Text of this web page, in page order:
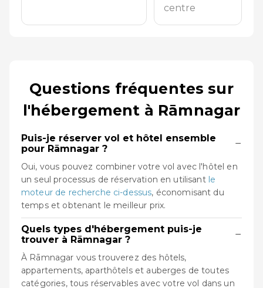
centre
Questions fréquentes sur
l'hébergement à Rāmnagar
Puis-je réserver vol et hôtel ensemble
pour Rāmnagar ?
−
Oui, vous pouvez combiner votre vol avec l'hôtel en
un seul processus de réservation en utilisant le
moteur de recherche ci-dessus, économisant du
temps et obtenant le meilleur prix.
Quels types d'hébergement puis-je
trouver à Rāmnagar ?
−
À Rāmnagar vous trouverez des hôtels,
appartements, aparthôtels et auberges de toutes
catégories, tous réservables avec votre vol dans un